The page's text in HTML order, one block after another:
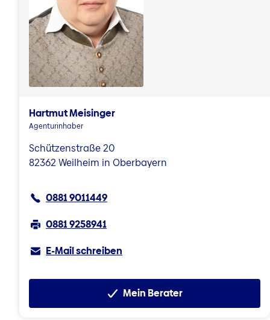
Hartmut Meisinger
Agenturinhaber
Schützenstraße 20
82362 Weilheim in Oberbayern
0881 9011449
0881 9258941
E-Mail schreiben
Mein Berater